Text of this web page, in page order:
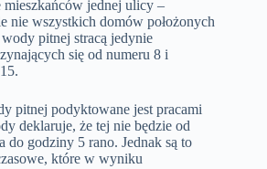
jednej ulicy –
nie wszystkich domów położonych
pitnej stracą jedynie
się od numeru 8 i
pitnej podyktowane jest pracami
deklaruje, że tej nie będzie od
do godziny 5 rano. Jednak są to
które w wyniku